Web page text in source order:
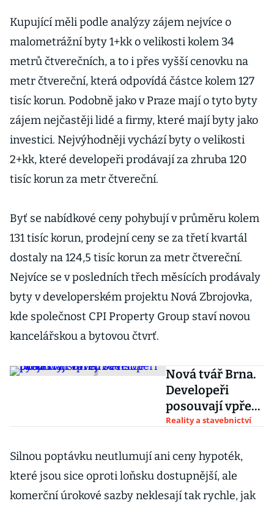
Kupující měli podle analýzy zájem nejvíce o
malometrážní byty 1+kk o velikosti kolem 34
metrů čtverečních, a to i přes vyšší cenovku na
metr čtvereční, která odpovídá částce kolem 127
tisíc korun. Podobně jako v Praze mají o tyto byty
zájem nejčastěji lidé a firmy, které mají byty jako
investici. Nejvýhodněji vychází byty o velikosti
2+kk, které developeři prodávají za zhruba 120
tisíc korun za metr čtvereční.
Byť se nabídkové ceny pohybují v průměru kolem
131 tisíc korun, prodejní ceny se za třetí kvartál
dostaly na 124,5 tisíc korun za metr čtvereční.
Nejvíce se v posledních třech měsících prodávaly
byty v developerském projektu Nová Zbrojovka,
kde společnost CPI Property Group staví novou
kancelářskou a bytovou čtvrť.
Nová tvář Brna.
Developeři
posouvají vpřed
své projekty,
bytů
Reality a stavebnictví
Silnou poptávku neutlumují ani ceny hypoték,
které jsou sice oproti loňsku dostupnější, ale
komerční úrokové sazby neklesají tak rychle, jak